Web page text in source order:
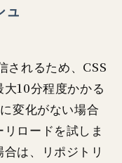
れるため、CSS
10分程度かかる
変化がない場合
ロードを試しま
は、リポジトリ